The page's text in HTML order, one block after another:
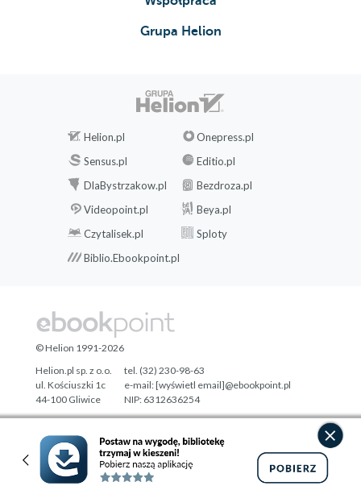
Grupa Helion
Helion.pl
Onepress.pl
Sensus.pl
Editio.pl
DlaBystrzakow.pl
Bezdroza.pl
Videopoint.pl
Beya.pl
Czytalisek.pl
Sploty
Biblio.Ebookpoint.pl
Designed with ♥ byTonik.pl
© Helion 1991-2026
Helion.pl sp. z o.o.
ul. Kościuszki 1c
44-100 Gliwice
tel. (32) 230-98-63
e-mail:[wyświetl email]@ebookpoint.pl
NIP: 6312636254
Regon: 241989027
Pełna wersja strony »